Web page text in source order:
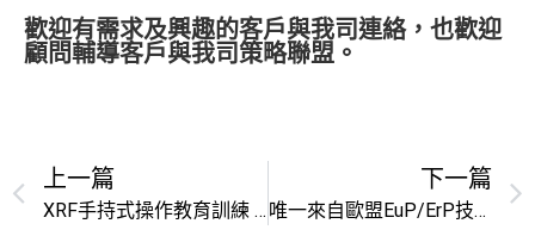
歡迎有需求及興趣的客戶與我司連絡，也歡迎
顧問輔導客戶與我司策略聯盟。
上一篇
XRF手持式操作教育訓練 (高雄場 2010年1月14日)
下一篇
唯一來自歐盟EuP/ErP技術團隊認可ErP (Energy-related products) TDF報告